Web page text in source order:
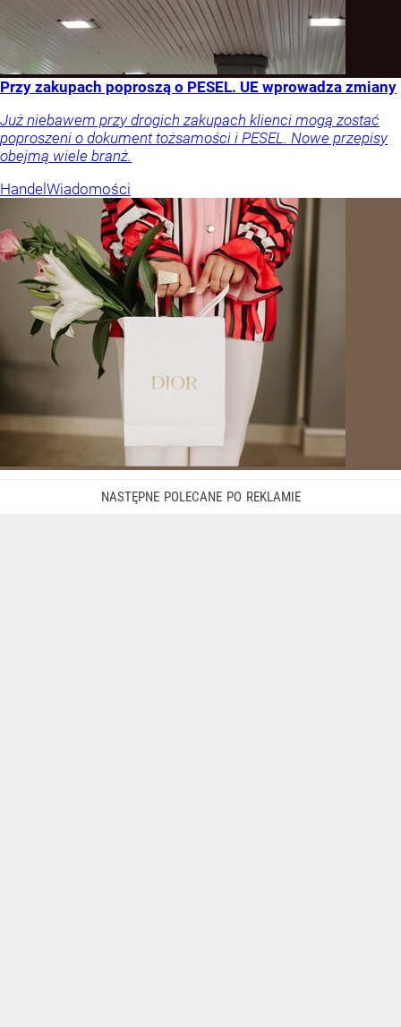
Przy zakupach poproszą o PESEL. UE wprowadza zmiany
Już niebawem przy drogich zakupach klienci mogą zostać
poproszeni o dokument tożsamości i PESEL. Nowe przepisy
obejmą wiele branż.
HandelWiadomości